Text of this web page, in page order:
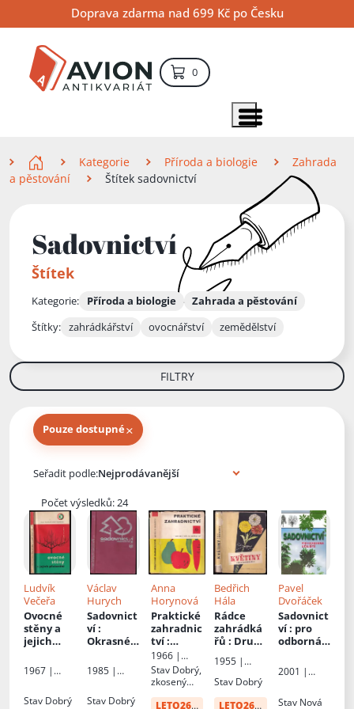
na
obsah
na
navigaci
na
vyhledávání
Doprava zdarma nad 699 Kč po Česku
0položek – košík
Zobrazit položky menu
Kategorie Příroda a biologie
Zahrada
a pěstování
Štítek sadovnictví
Sadovnictví
Štítek
Kategorie: Příroda a biologie
Zahrada a pěstování
Štítky: zahrádkářství ovocnářství zemědělství
FILTRY
Pouze dostupné×
Seřadit podle:
Počet výsledků: 24
Ludvík
Večeřa
Ovocné
stěny a
jejich
1967 |
zemědělsk
Stav Dobrý
Václav
Hurych
Sadovnict
ví:
Okrasné
1985 |
zemědělsk
Stav Dobrý
Anna
Horynová
Praktické
zahradnic
tví:
Ovocnictv
í -
zelinářstv
1966 |
Státní
zemědělsk
nakladatels
Stav Dobrý,
zkosený
LETO26od: 34 Kč
Bedřich
Hála
Rádce
zahrádká
řů: Druhý
1955 |
zemědělsk
é
Stav Dobrý
LETO26od: 5 Kč
Pavel
Dvořáček
Sadovnict
ví: pro
odborná
2001 |
Stav Nová